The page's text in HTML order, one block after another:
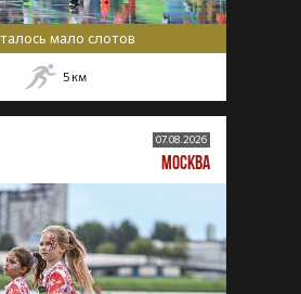
мало слотов
5 км
07.08.2026
МОСКВА